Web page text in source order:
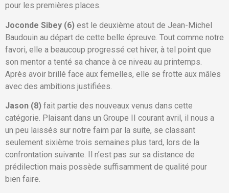
pour les premières places.
Joconde Sibey (6) est le deuxième atout de Jean-Michel
Baudouin au départ de cette belle épreuve. Tout comme notre
favori, elle a beaucoup progressé cet hiver, à tel point que
son mentor a tenté sa chance à ce niveau au printemps.
Après avoir brillé face aux femelles, elle se frotte aux mâles
avec des ambitions justifiées.
Jason (8) fait partie des nouveaux venus dans cette
catégorie. Plaisant dans un Groupe II courant avril, il nous a
un peu laissés sur notre faim par la suite, se classant
seulement sixième trois semaines plus tard, lors de la
confrontation suivante. Il n’est pas sur sa distance de
prédilection mais possède suffisamment de qualité pour
bien faire.